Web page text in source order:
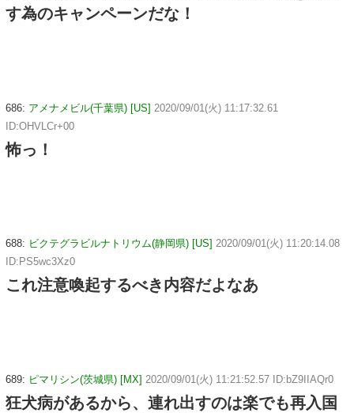
す為のキャンペーンだな！
686: アメナメビル(千葉県) [US] 2020/09/01(火) 11:17:32.61
ID:OHVLCr+00
怖っ！
688: ビクテグラビルナトリウム(静岡県) [US] 2020/09/01(火) 11:20:14.08
ID:PS5wc3Xz0
これ注意喚起するべき内容だよなあ
689: ピマリシン(茨城県) [MX] 2020/09/01(火) 11:21:52.57 ID:bZ9IIAQr0
狂犬病があるから、連れ出すのは楽でも再入国